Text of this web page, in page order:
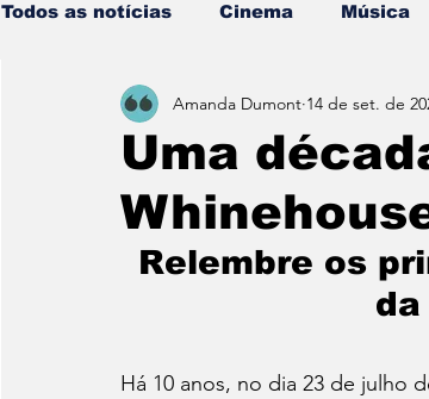
Todos as notícias Cinema Música
Uma
Amanda Dumont 14 de set. de
Relembre os
Há 10 anos, no dia 23 de julho